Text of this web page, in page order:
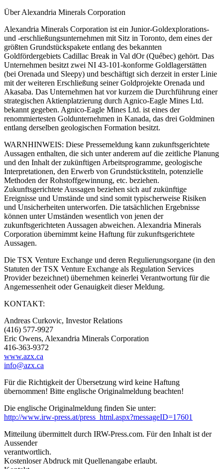
Über Alexandria Minerals Corporation
Alexandria Minerals Corporation ist ein Junior-Goldexplorations-
und -erschließungsunternehmen mit Sitz in Toronto, dem eines der
größten Grundstückspakete entlang des bekannten
Goldfördergebiets Cadillac Break in Val dOr (Québec) gehört. Das
Unternehmen besitzt zwei NI 43-101-konforme Goldlagerstätten
(bei Orenada und Sleepy) und beschäftigt sich derzeit in erster Linie
mit der weiteren Erschließung seiner Goldprojekte Orenada und
Akasaba. Das Unternehmen hat vor kurzem die Durchführung einer
strategischen Aktienplatzierung durch Agnico-Eagle Mines Ltd.
bekannt gegeben. Agnico-Eagle Mines Ltd. ist eines der
renommiertesten Goldunternehmen in Kanada, das drei Goldminen
entlang derselben geologischen Formation besitzt.
WARNHINWEIS: Diese Pressemeldung kann zukunftsgerichtete
Aussagen enthalten, die sich unter anderem auf die zeitliche Planung
und den Inhalt der zukünftigen Arbeitsprogramme, geologische
Interpretationen, den Erwerb von Grundstückstiteln, potenzielle
Methoden der Rohstoffgewinnung, etc. beziehen.
Zukunftsgerichtete Aussagen beziehen sich auf zukünftige
Ereignisse und Umstände und sind somit typischerweise Risiken
und Unsicherheiten unterworfen. Die tatsächlichen Ergebnisse
können unter Umständen wesentlich von jenen der
zukunftsgerichteten Aussagen abweichen. Alexandria Minerals
Corporation übernimmt keine Haftung für zukunftsgerichtete
Aussagen.
Die TSX Venture Exchange und deren Regulierungsorgane (in den
Statuten der TSX Venture Exchange als Regulation Services
Provider bezeichnet) übernehmen keinerlei Verantwortung für die
Angemessenheit oder Genauigkeit dieser Meldung.
KONTAKT:
Andreas Curkovic, Investor Relations
(416) 577-9927
Eric Owens, Alexandria Minerals Corporation
416-363-9372
www.azx.ca
info@azx.ca
Für die Richtigkeit der Übersetzung wird keine Haftung
übernommen! Bitte englische Originalmeldung beachten!
Die englische Originalmeldung finden Sie unter:
http://www.irw-press.at/press_html.aspx?messageID=17601
Mitteilung übermittelt durch IRW-Press.com. Für den Inhalt ist der
Aussender
verantwortlich.
Kostenloser Abdruck mit Quellenangabe erlaubt.